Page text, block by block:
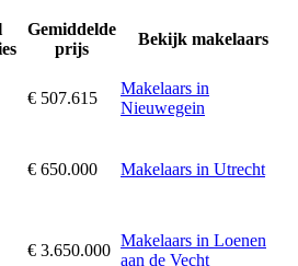
Gemiddelde
prijs
Bekijk makelaars
€ 507.615
Makelaars in
Nieuwegein
€ 650.000 Makelaars in Utrecht
€ 3.650.000
Makelaars in Loenen
aan de Vecht